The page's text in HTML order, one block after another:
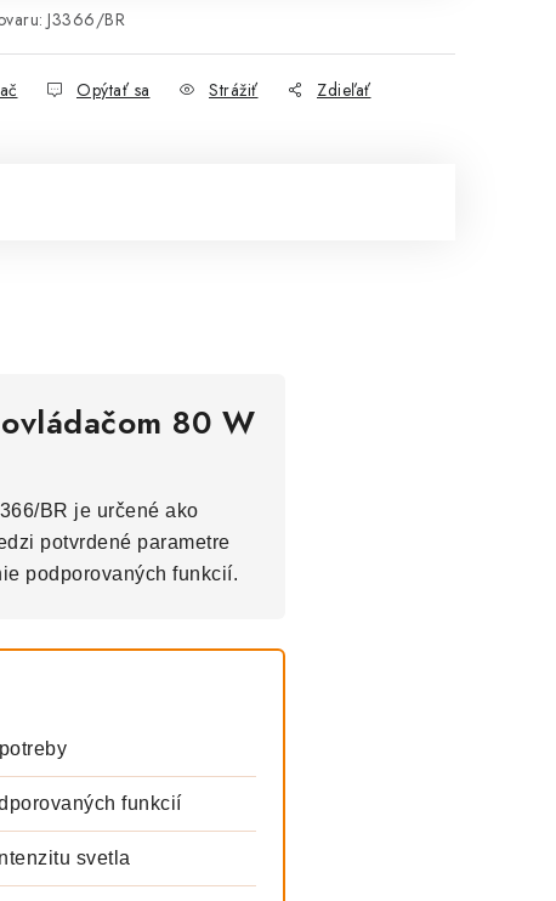
J3366/BR
Opýtať sa Strážiť Zdieľať
80 W
BR je určené ako
potvrdené parametre
podporovaných funkcií.
funkcií
svetla